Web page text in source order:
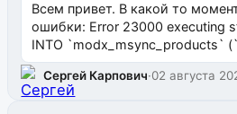
Всем привет. В какой то
ошибки: Error 23000 executing
INTO `modx_msync_products`
`uuid_1c`) VALUES ...
Сергей Карпович·02 августа